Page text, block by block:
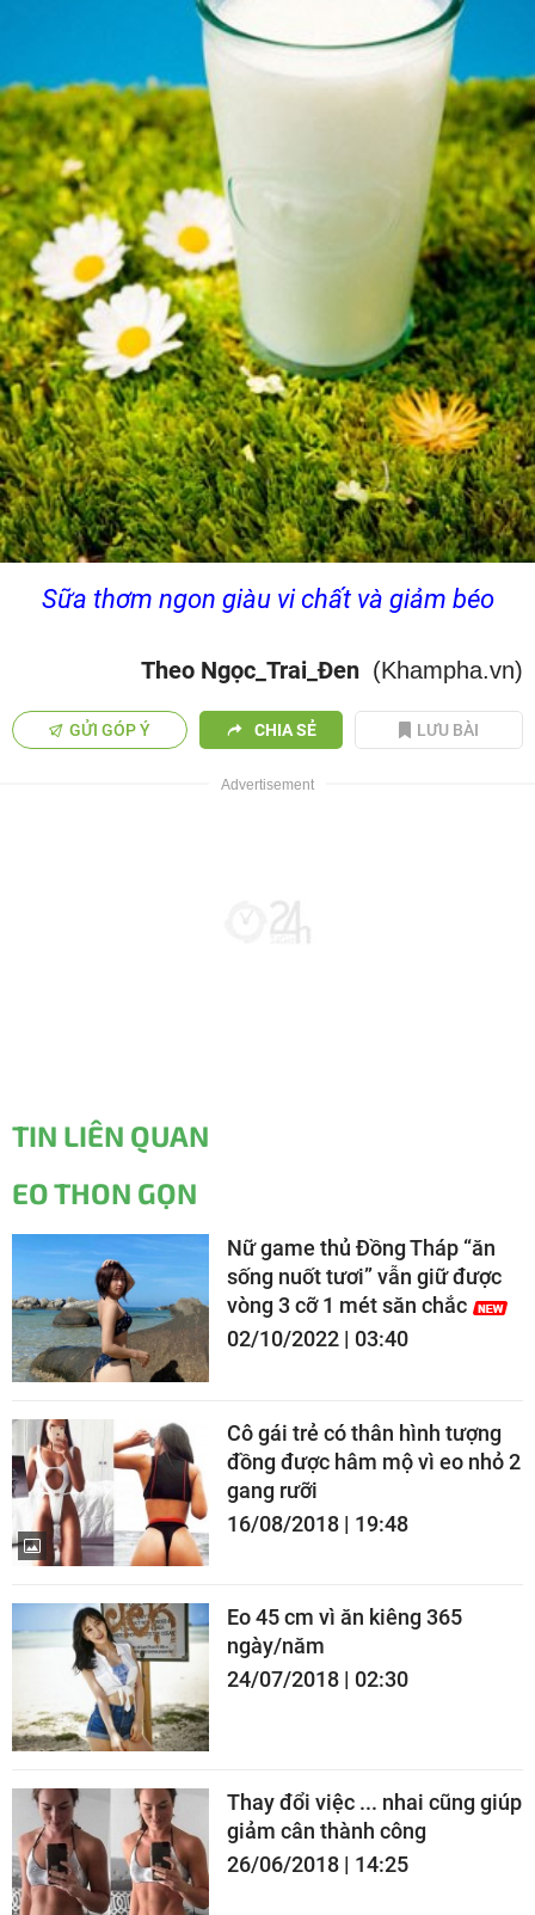
Sữa thơm ngon giàu vi chất và giảm béo
Theo Ngọc_Trai_Đen (Khampha.vn)
GỬI GÓP Ý CHIA SẺ LƯU BÀI
TIN LIÊN QUAN
EO THON GỌN
Nữ game thủ Đồng Tháp “ăn
sống nuốt tươi” vẫn giữ được
vòng 3 cỡ 1 mét săn chắc
02/10/2022 | 03:40
Cô gái trẻ có thân hình tượng
đồng được hâm mộ vì eo nhỏ 2
gang rưỡi
16/08/2018 | 19:48
Eo 45 cm vì ăn kiêng 365
ngày/năm
24/07/2018 | 02:30
Thay đổi việc ... nhai cũng giúp
giảm cân thành công
26/06/2018 | 14:25